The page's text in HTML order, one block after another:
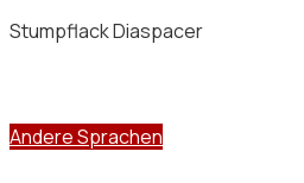
Stumpflack Diaspacer
Andere Sprachen